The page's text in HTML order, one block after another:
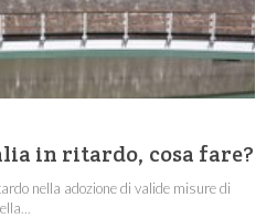
in ritardo, cosa fare?
nella adozione di valide misure di